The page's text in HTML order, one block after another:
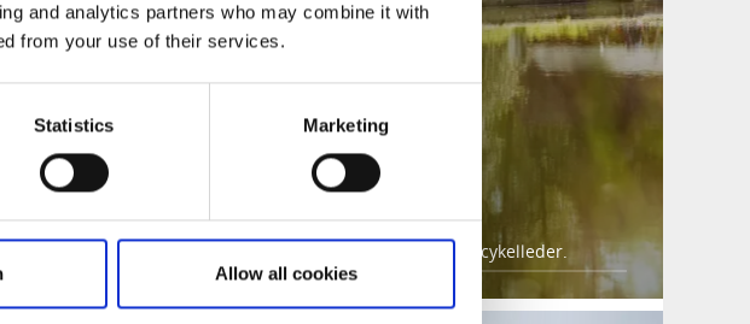
and analytics partners who may combine it with
from your use of their services.
Statistics Marketing
Allow all cookies
nära cykelleden
på mysiga boenden utmed några av Västsveriges finaste cykelleder.